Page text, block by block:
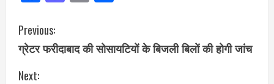
Previous:
ग्रेटर फरीदाबाद की सोसायटियों के बिजली बिलों की होगी जांच
Next: